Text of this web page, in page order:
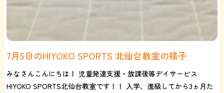
7月5日のHIYOKO SPORTS 北仙台教室の様子
みなさんこんにちは！ 児童発達支援・放課後等デイサービス
HIYOKO SPORTS北仙台教室です！！ 入学、進級してから3ヵ月た